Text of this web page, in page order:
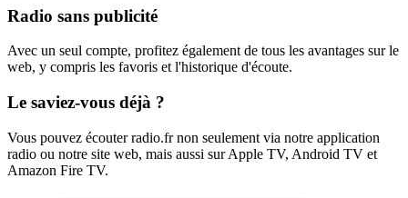
Radio sans publicité
Avec un seul compte, profitez également de tous les avantages sur le
web, y compris les favoris et l'historique d'écoute.
Le saviez-vous déjà ?
Vous pouvez écouter radio.fr non seulement via notre application
radio ou notre site web, mais aussi sur Apple TV, Android TV et
Amazon Fire TV.